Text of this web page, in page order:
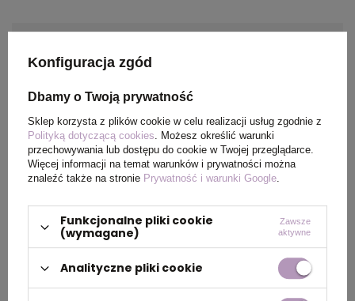
kartonu
OPIS
Ceramiczne naczynie do nawadniania roślin
doniczkowych i ogrodowych I'Riga 200 ml
marki B'RIGHT. Zakopane i napełnione wodą
przepuszcza ją całą swoją powierzchnią
dostarczając bezpośrednio do korzeni rośliny.
Rozwiązanie to znacznie redukuje straty
związane ze spływem wody i parowaniem.
Konfiguracja zgód
Dbamy o Twoją prywatność
Sklep korzysta z plików cookie w celu realizacji usług zgodnie z
Polityką dotyczącą cookies. Możesz określić warunki
przechowywania lub dostępu do cookie w Twojej przeglądarce.
Więcej informacji na temat warunków i prywatności można
znaleźć także na stronie Prywatność i warunki Google.
Funkcjonalne pliki cookie
(wymagane)
Zawsze
aktywne
Analityczne pliki cookie